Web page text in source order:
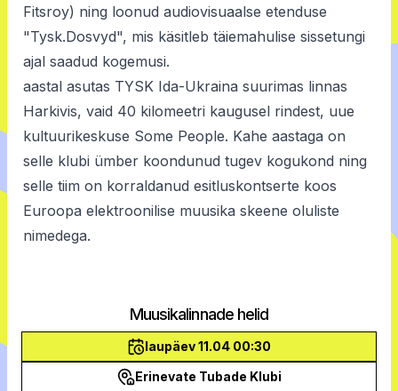
Fitsroy) ning loonud audiovisuaalse etenduse
"Tysk.Dosvyd", mis käsitleb täiemahulise sissetungi
ajal saadud kogemusi.
aastal asutas TYSK Ida-Ukraina suurimas linnas
Harkivis, vaid 40 kilomeetri kaugusel rindest, uue
kultuurikeskuse Some People. Kahe aastaga on
selle klubi ümber koondunud tugev kogukond ning
selle tiim on korraldanud esitluskontserte koos
Euroopa elektroonilise muusika skeene oluliste
nimedega.
Muusikalinnade helid
laupäev 11.04 00:30
Erinevate Tubade Klubi